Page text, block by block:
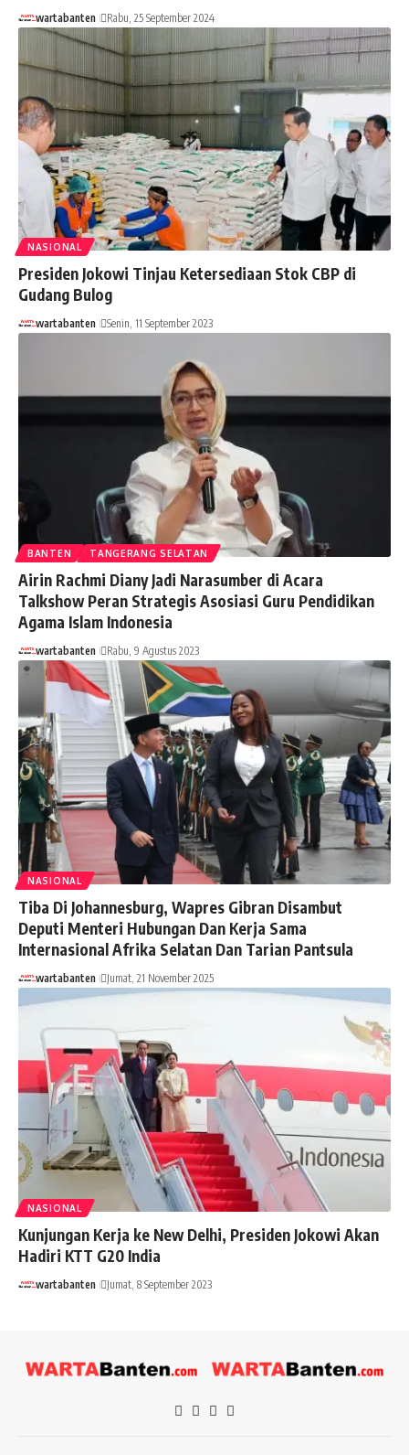
wartabanten Rabu, 25 September 2024
NASIONAL
Presiden Jokowi Tinjau Ketersediaan Stok CBP di
Gudang Bulog
wartabanten Senin, 11 September 2023
BANTEN TANGERANG SELATAN
Airin Rachmi Diany Jadi Narasumber di Acara
Talkshow Peran Strategis Asosiasi Guru Pendidikan
Agama Islam Indonesia
wartabanten Rabu, 9 Agustus 2023
NASIONAL
Tiba Di Johannesburg, Wapres Gibran Disambut
Deputi Menteri Hubungan Dan Kerja Sama
Internasional Afrika Selatan Dan Tarian Pantsula
wartabanten Jumat, 21 November 2025
NASIONAL
Kunjungan Kerja ke New Delhi, Presiden Jokowi Akan
Hadiri KTT G20 India
wartabanten Jumat, 8 September 2023